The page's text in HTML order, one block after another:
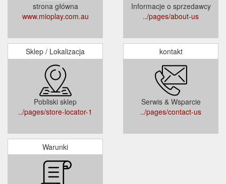
strona główna
www.mioplay.com.au
Informacje o sprzedawcy
../pages/about-us
Sklep / Lokalizacja
Pobliski sklep
../pages/store-locator-1
kontakt
Serwis & Wsparcie
../pages/contact-us
Warunki